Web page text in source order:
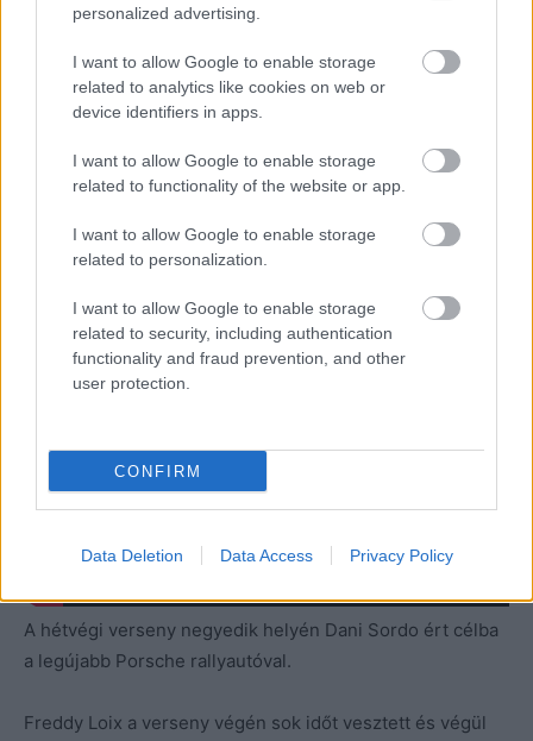
personalized advertising.
I want to allow Google to enable storage
related to analytics like cookies on web or
device identifiers in apps.
I want to allow Google to enable storage
related to functionality of the website or app.
I want to allow Google to enable storage
related to personalization.
I want to allow Google to enable storage
related to security, including authentication
functionality and fraud prevention, and other
user protection.
CONFIRM
Data Deletion Data Access Privacy Policy
Fotó: kroon-oil-brc.be
Hayden Paddonnak be kellett érnie első Ypres Rallyján a
második helyezéssel, míg a harmadik helyen Jos
Verstappen ért célba, aki azonban a belga bajnoki
értékelést ismét megnyerte, így továbbra is veretlenül áll
A hétvégi verseny negyedik helyén Dani Sordo ért célba
a legújabb Porsche rallyautóval.
Freddy Loix a verseny végén sok időt vesztett és végül